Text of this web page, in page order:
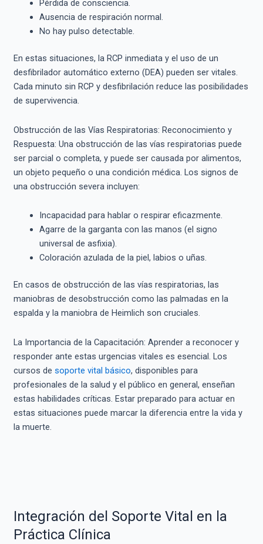
Pérdida de consciencia.
Ausencia de respiración normal.
No hay pulso detectable.
En estas situaciones, la RCP inmediata y el uso de un
desfibrilador automático externo (DEA) pueden ser vitales.
Cada minuto sin RCP y desfibrilación reduce las posibilidades
de supervivencia.
Obstrucción de las Vías Respiratorias: Reconocimiento y
Respuesta: Una obstrucción de las vías respiratorias puede
ser parcial o completa, y puede ser causada por alimentos,
un objeto pequeño o una condición médica. Los signos de
una obstrucción severa incluyen:
Incapacidad para hablar o respirar eficazmente.
Agarre de la garganta con las manos (el signo
universal de asfixia).
Coloración azulada de la piel, labios o uñas.
En casos de obstrucción de las vías respiratorias, las
maniobras de desobstrucción como las palmadas en la
espalda y la maniobra de Heimlich son cruciales.
La Importancia de la Capacitación: Aprender a reconocer y
responder ante estas urgencias vitales es esencial. Los
cursos de soporte vital básico, disponibles para
profesionales de la salud y el público en general, enseñan
estas habilidades críticas. Estar preparado para actuar en
estas situaciones puede marcar la diferencia entre la vida y
la muerte.
Integración del Soporte Vital en la
Práctica Clínica